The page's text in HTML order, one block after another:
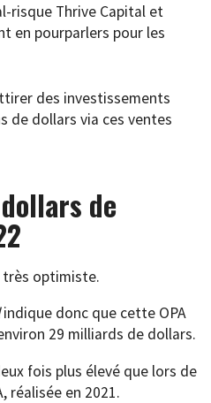
risque Thrive Capital et
en pourparlers pour les
des investissements
de dollars via ces ventes
de
très optimiste.
indique donc que cette OPA
29 milliards de dollars.
fois plus élevé que lors de
réalisée en 2021.